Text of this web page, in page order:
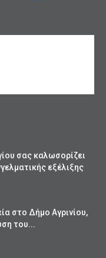
σας καλωσορίζει
εξέλιξης
στο Δήμο Αγρινίου,
του...